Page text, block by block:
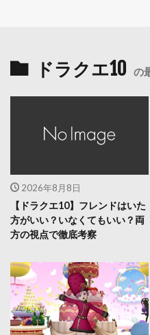
ドラクエ10 の
2026年8月8日
【ドラクエ10】フレンドはいた
方がいい？いなくてもいい？両
方の視点で徹底考察